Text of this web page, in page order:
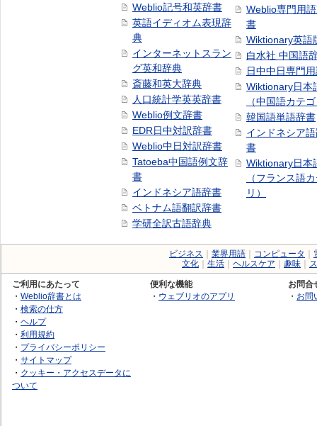
Weblio記号和英辞書
英語イディオム表現辞
典
インターネットスラン
グ英和辞典
斎藤和英大辞典
人口統計学英英辞書
Weblio例文辞書
EDR日中対訳辞書
Weblio中日対訳辞書
Tatoeba中国語例文辞
書
インドネシア語辞書
ベトナム語翻訳辞書
学研全訳古語辞典
Weblio専門用
書
Wiktionary英語
白水社 中国語
日中中日専門
Wiktionary日本
（中国語カテ
韓国語単語辞書
インドネシア
書
Wiktionary日本
（フランス語
リ）
ビジネス 業界用語 コンピュータ
文化
生活 ヘルスケア 趣味
ご利用にあたって
・ Weblio辞書とは
・ 検索の仕方
・ ヘルプ
・ 利用規約
・ プライバシーポリシー
・ サイトマップ
・ クッキー・アクセスデータに
ついて
便利な機能
・ ウェブリオのアプリ
お問合
・ お問